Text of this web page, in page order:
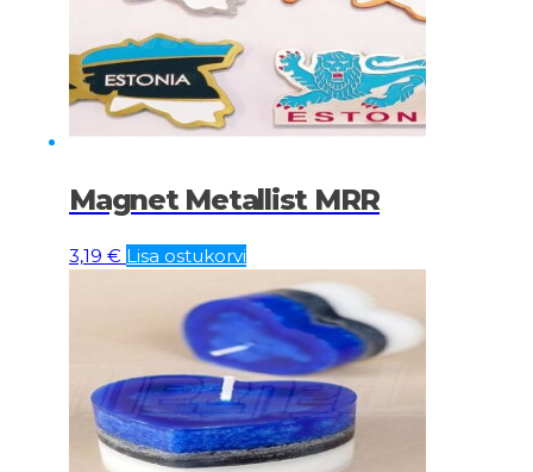
Magnet Metallist MRR
3,19 € Lisa ostukorvi